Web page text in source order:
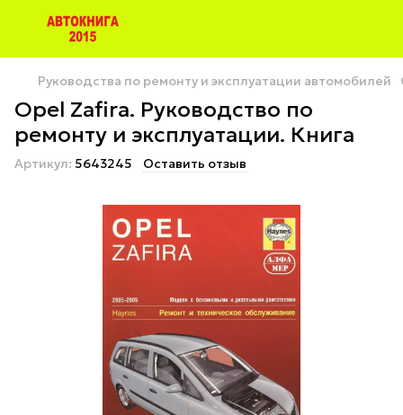
Руководства по ремонту и эксплуатации автомобилей
Opel Zafira. Руководство по
ремонту и эксплуатации. Книга
Артикул: 5643245 Оставить отзыв